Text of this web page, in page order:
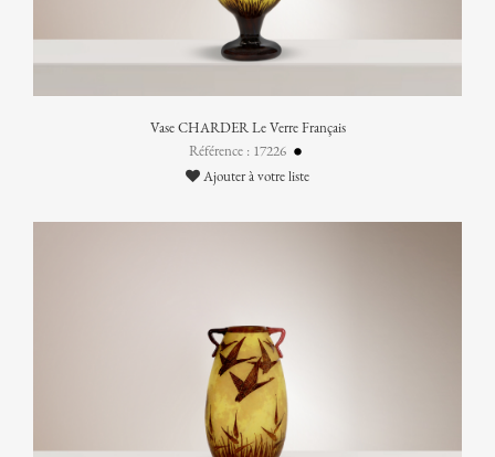
Vase CHARDER Le Verre Français
Référence : 17226
Ajouter à votre liste